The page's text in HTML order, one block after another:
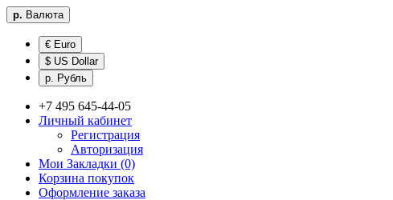
р. Валюта
€ Euro
$ US Dollar
р. Рубль
+7 495 645-44-05
Личный кабинет
Регистрация
Авторизация
Мои Закладки (0)
Корзина покупок
Оформление заказа